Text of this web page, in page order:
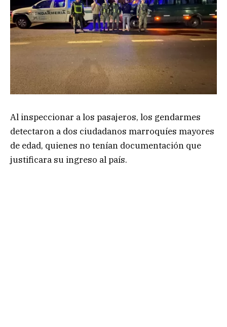
Al inspeccionar a los pasajeros, los gendarmes
detectaron a dos ciudadanos marroquíes mayores
de edad, quienes no tenían documentación que
justificara su ingreso al país.